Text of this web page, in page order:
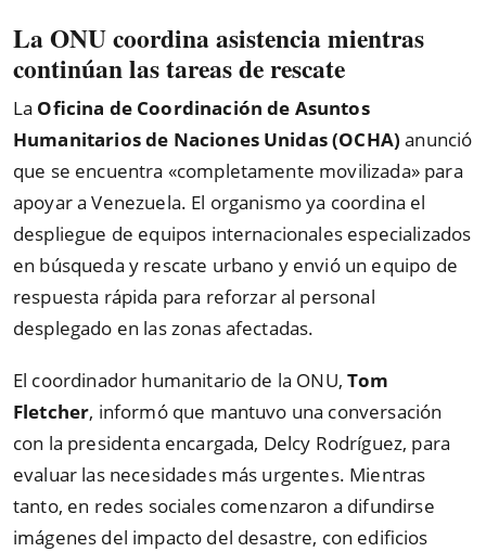
La ONU coordina asistencia mientras
continúan las tareas de rescate
La Oficina de Coordinación de Asuntos
Humanitarios de Naciones Unidas (OCHA) anunció
que se encuentra «completamente movilizada» para
apoyar a Venezuela. El organismo ya coordina el
despliegue de equipos internacionales especializados
en búsqueda y rescate urbano y envió un equipo de
respuesta rápida para reforzar al personal
desplegado en las zonas afectadas.
El coordinador humanitario de la ONU,Tom
Fletcher, informó que mantuvo una conversación
con la presidenta encargada, Delcy Rodríguez, para
evaluar las necesidades más urgentes. Mientras
tanto, en redes sociales comenzaron a difundirse
imágenes del impacto del desastre, con edificios